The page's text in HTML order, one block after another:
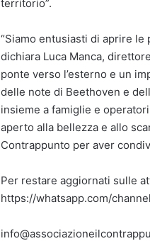
territorio”.
“Siamo entusiasti di aprire
dichiara Luca Manca,
ponte verso l’esterno e un
delle note di Beethoven e
insieme a famiglie e
aperto alla bellezza e allo
Contrappunto per aver
Per restare aggiornati sulle
https://whatsapp.com/